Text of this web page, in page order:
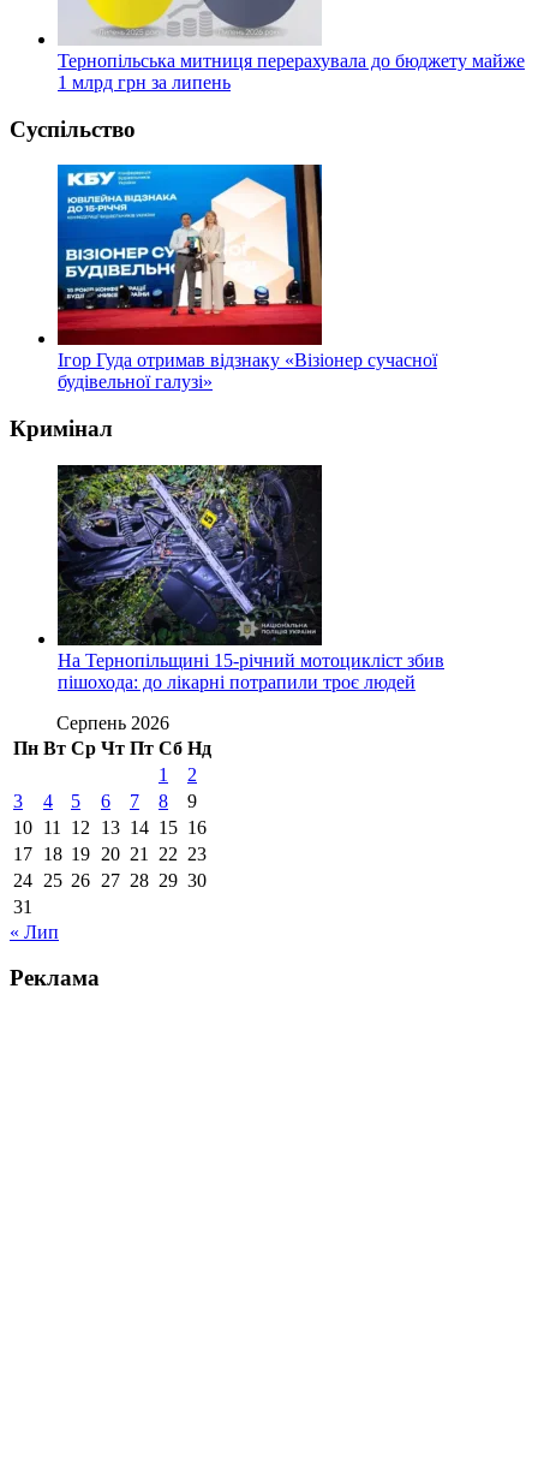
Тернопільська митниця перерахувала до бюджету майже
1 млрд грн за липень
Суспільство
Ігор Гуда отримав відзнаку «Візіонер сучасної
будівельної галузі»
Кримінал
На Тернопільщині 15-річний мотоцикліст збив
пішохода: до лікарні потрапили троє людей
Серпень 2026
Пн Вт Ср Чт Пт Сб Нд
1
2
3
4 5 6 7 8
9
10 11 12 13 14 15 16
17 18 19 20 21 22 23
24 25 26 27 28 29 30
31
« Лип
Реклама